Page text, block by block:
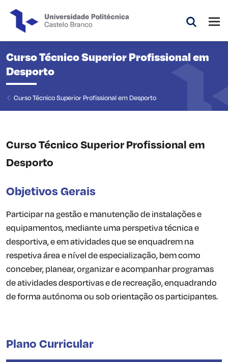
Curso Técnico Superior Profissional em
Desporto
Curso Técnico Superior Profissional em Desporto
Curso Técnico Superior Profissional em
Desporto
Objetivos Gerais
Participar na gestão e manutenção de instalações e
equipamentos, mediante uma perspetiva técnica e
desportiva, e em atividades que se enquadrem na
respetiva área e nível de especialização, bem como
conceber, planear, organizar e acompanhar programas
de atividades desportivas e de recreação, enquadrando
de forma autónoma ou sob orientação os participantes.
Plano Curricular